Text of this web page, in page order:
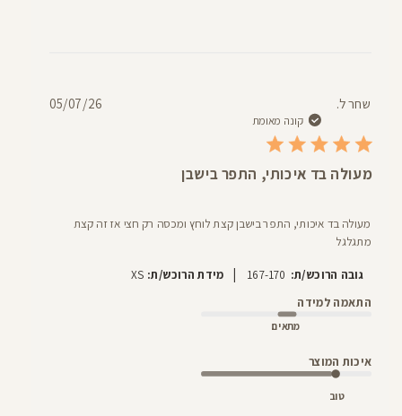
שחר ל.
קונה מאומת
מעולה בד איכותי, התפר בישבן
מעולה בד איכותי, התפר בישבן קצת לוחץ ומכסה רק חצי אז זה קצת
מתגלגל
גובה הרוכש/ת: 167-170
| מידת הרוכש/ת: XS
התאמה למידה
מתאים
איכות המוצר
טוב
תאריך05/07/26